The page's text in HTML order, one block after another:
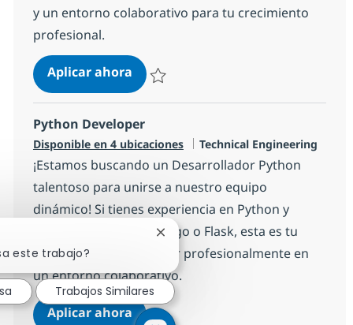
y un entorno colaborativo para tu crecimiento
profesional.
Aplicar ahoraCibersecurity
Python Developer
Disponible en 4 ubicaciones Categoría
Technical Engineering
¡Estamos buscando un Desarrollador Python
talentoso para unirse a nuestro equipo
dinámico! Si tienes experiencia en Python y
frameworks como Django o Flask, esta es tu
oportunidad para crecer profesionalmente en
un entorno colaborativo.
Aplicar ahoraPython Developer
este trabajo?
Cerrar notificación de chatbot
Trabajos Similares